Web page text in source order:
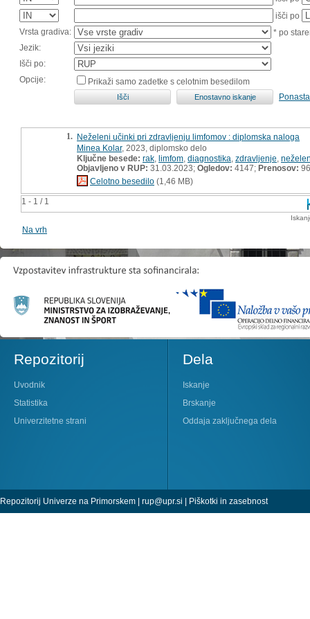
išči po
Vrsta gradiva:
* po
Jezik:
Išči po:
Opcije:
Prikaži samo zadetke s celotnim besedilom
1 - 1 / 1
1. Neželeni učinki pri zdravljenju limfomov : diplomska naloga
Minea Kolar, 2023, diplomsko delo
Ključne besede: rak limfom diagnostika zdravljenje
Objavljeno v RUP: 31.03.2023; Ogledov: 4147; Prenosov: 96
Celotno besedilo (1,46 MB)
Na vrh
Repozitorij
Uvodnik
Statistika
Univerzitetne strani
Dela
Iskanje
Brskanje
Oddaja zaključnega dela
Repozitorij Univerze na Primorskem | rup@upr.si | Piškotki in zasebnost